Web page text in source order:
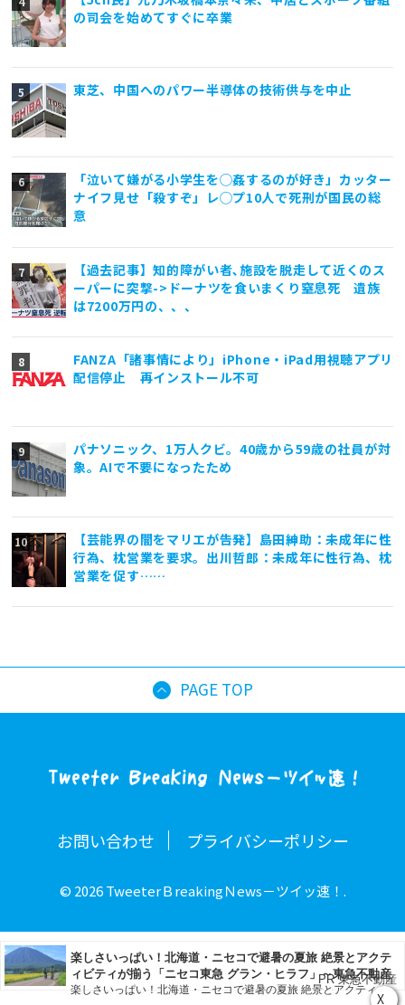
X
の司会を始めてすぐに卒業
東芝、中国へのパワー半導体の技術供与を中止
「泣いて嫌がる小学生を◯姦するのが好き」カッター
ナイフ見せ「殺すぞ」レ◯プ10人で死刑が国民の総
意
【過去記事】知的障がい者､施設を脱走して近くのス
ーパーに突撃->ドーナツを食いまくり窒息死 遺族
は7200万円の、、、
FANZA「諸事情により」iPhone・iPad用視聴アプリ
配信停止 再インストール不可
パナソニック、1万人クビ。40歳から59歳の社員が対
象。AIで不要になったため
【芸能界の闇をマリエが告発】島田紳助：未成年に性
行為、枕営業を要求。出川哲郎：未成年に性行為、枕
営業を促す……
PAGE TOP
お問い合わせ プライバシーポリシー
© 2026 TweeterＢreakingＮews－ツイッ速！.